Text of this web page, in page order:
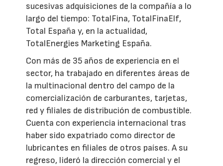
sucesivas adquisiciones de la compañía a lo
largo del tiempo: TotalFina, TotalFinaElf,
Total España y, en la actualidad,
TotalEnergies Marketing España.
Con más de 35 años de experiencia en el
sector, ha trabajado en diferentes áreas de
la multinacional dentro del campo de la
comercialización de carburantes, tarjetas,
red y filiales de distribución de combustible.
Cuenta con experiencia internacional tras
haber sido expatriado como director de
lubricantes en filiales de otros países. A su
regreso, lideró la dirección comercial y el